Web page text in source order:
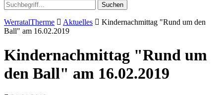
Suchen
WerratalTherme Aktuelles
Kindernachmittag "Rund um den
Ball" am 16.02.2019
Kindernachmittag "Rund um
den Ball" am 16.02.2019